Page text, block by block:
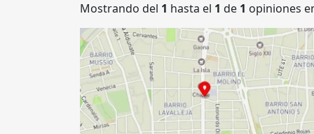
Mostrando del 1 hasta el 1 de 1 opiniones